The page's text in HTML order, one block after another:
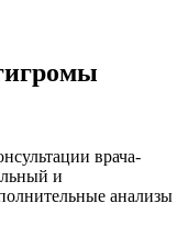
врача-
и
анализы